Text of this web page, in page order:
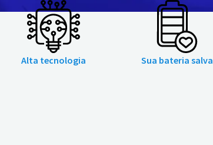
Alta tecnologia Sua bateria salva